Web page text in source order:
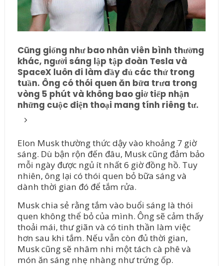
Cũng giống như bao nhân viên bình thường
khác, người sáng lập tập đoàn Tesla và
SpaceX luôn đi làm đầy đủ các thứ trong
tuần. Ông có thói quen ăn bữa trưa trong
vòng 5 phút và không bao giờ tiếp nhận
những cuộc điện thoại mang tính riêng tư.
Elon Musk thường thức dậy vào khoảng 7 giờ
sáng. Dù bận rộn đến đâu, Musk cũng đảm bảo
mỗi ngày được ngủ ít nhất 6 giờ đồng hồ. Tuy
nhiên, ông lại có thói quen bỏ bữa sáng và
dành thời gian đó để tắm rửa.
Musk chia sẻ rằng tắm vào buổi sáng là thói
quen không thể bỏ của mình. Ông sẽ cảm thấy
thoải mái, thư giãn và có tinh thần làm việc
hơn sau khi tắm. Nếu vẫn còn đủ thời gian,
Musk cũng sẽ nhâm nhi một tách cà phê và
món ăn sáng nhẹ nhàng như trứng ốp.